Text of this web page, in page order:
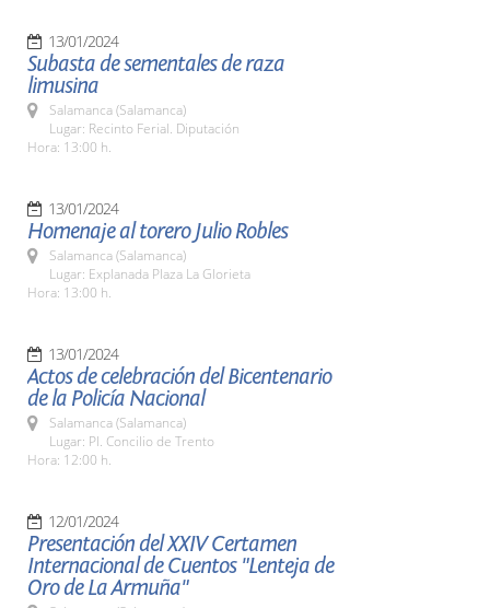
13/01/2024
Subasta de sementales de raza
limusina
Salamanca (Salamanca)
Lugar: Recinto Ferial. Diputación
Hora: 13:00 h.
13/01/2024
Homenaje al torero Julio Robles
Salamanca (Salamanca)
Lugar: Explanada Plaza La Glorieta
Hora: 13:00 h.
13/01/2024
Actos de celebración del Bicentenario
de la Policía Nacional
Salamanca (Salamanca)
Lugar: Pl. Concilio de Trento
Hora: 12:00 h.
12/01/2024
Presentación del XXIV Certamen
Internacional de Cuentos "Lenteja de
Oro de La Armuña"